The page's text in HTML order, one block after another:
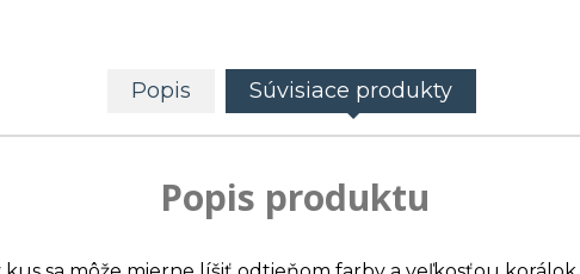
Popis Súvisiace produkty
Popis produktu